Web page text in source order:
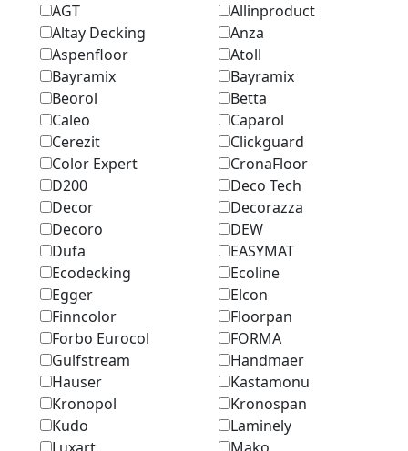
AGT
Allinproduct
Altay Decking
Anza
Aspenfloor
Atoll
Bayramix
Bayramix
Beorol
Betta
Caleo
Caparol
Cerezit
Clickguard
Color Expert
CronaFloor
D200
Deco Tech
Decor
Decorazza
Decoro
DEW
Dufa
EASYMAT
Ecodecking
Ecoline
Egger
Elcon
Finncolor
Floorpan
Forbo Eurocol
FORMA
Gulfstream
Handmaer
Hauser
Kastamonu
Kronopol
Kronospan
Kudo
Laminely